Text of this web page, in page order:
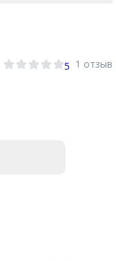
5 1 отзыв